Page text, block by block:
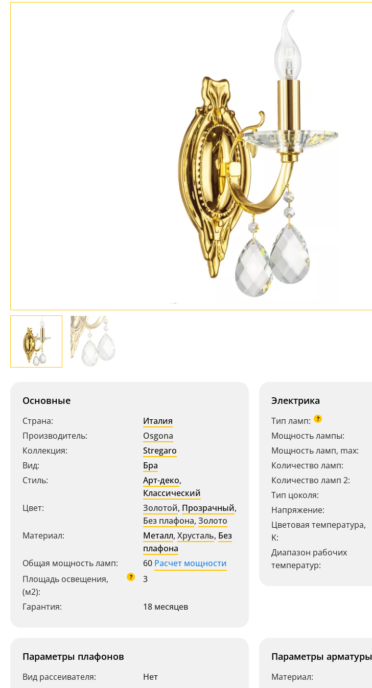
Основные
Страна:
Италия
Производитель:
Osgona
Коллекция:
Stregaro
Вид:
Бра
Стиль:
Арт-деко,
Классический
Цвет:
Золотой, Прозрачный,
Без плафона, Золото
Материал:
Металл, Хрусталь, Без
плафона
Общая мощность ламп:
60 Расчет мощности
Площадь освещения,
(м2):
? 3
Гарантия: 18 месяцев
Электрика
Тип ламп: ?
Мощность лампы:
Мощность ламп, max:
Количество ламп:
Количество ламп 2:
Тип цоколя:
Напряжение:
Цветовая температура,
K:
Диапазон рабочих
температур:
Параметры плафонов
Вид рассеивателя:
Нет
Параметры арматуры
Материал: